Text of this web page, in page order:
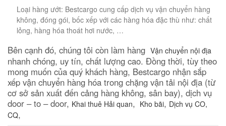
Loại hàng ướt: Bestcargo cung cấp dịch vụ vận chuyển hàng
không, đóng gói, bốc xếp với các hàng hóa đặc thù như: chất
lỏng, hàng hóa thoát hơi nước, …
Bên cạnh đó, chúng tôi còn làm hàng Vận chuyển nội địa
nhanh chóng, uy tín, chất lượng cao. Đồng thời, tùy theo
mong muốn của quý khách hàng, Bestcargo nhận sắp
xếp vận chuyển hàng hóa trong chặng vận tải nội địa (từ
cơ sở sản xuất đến cảng hàng không, sân bay), dịch vụ
door – to – door, Khai thuê Hải quan, Kho bãi, Dịch vụ CO,
CQ,